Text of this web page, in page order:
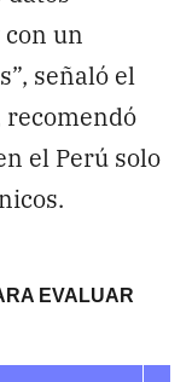
un
señaló el
recomendó
el Perú solo
EVALUAR